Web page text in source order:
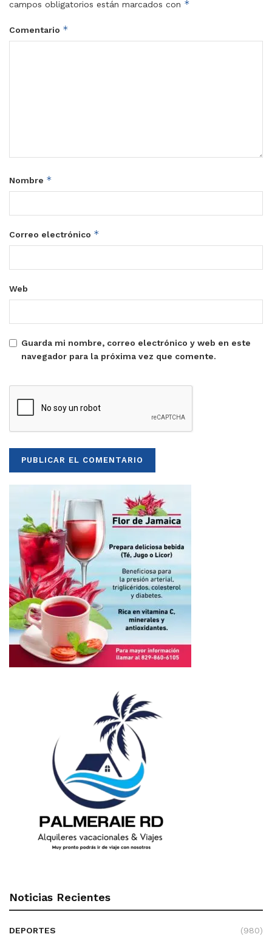
campos obligatorios están marcados con *
Comentario *
Nombre *
Correo electrónico *
Web
Guarda mi nombre, correo electrónico y web en este
navegador para la próxima vez que comente.
Noticias Recientes
DEPORTES (980)